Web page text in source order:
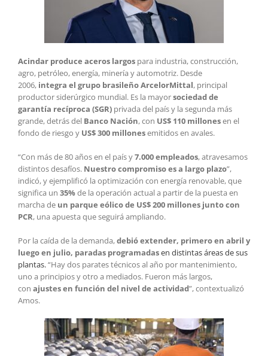
Acindar produce aceros largos para industria, construcción,
agro, petróleo, energía, minería y automotriz. Desde
2006, integra el grupo brasileño ArcelorMittal, principal
productor siderúrgico mundial. Es la mayorsociedad de
garantía recíproca (SGR) privada del país y la segunda más
grande, detrás del Banco Nación, con US$ 110 millonesen el
fondo de riesgo y US$ 300 millonesemitidos en avales.
“Con más de 80 años en el país y7.000 empleados, atravesamos
distintos desafíos. Nuestro compromiso es a largo plazo”,
indicó, y ejemplificó la optimización con energía renovable, que
significa un 35%de la operación actual a partir de la puesta en
marcha de un parque eólico de US$ 200 millones junto con
PCR, una apuesta que seguirá ampliando.
Por la caída de la demanda,debió extender, primero en abril y
luego en julio, paradas programadasen distintas áreas de sus
plantas.“Hay dos parates técnicos al año por mantenimiento,
uno a principios y otro a mediados. Fueron más largos,
con ajustes en función del nivel de actividad”, contextualizó
Amos.